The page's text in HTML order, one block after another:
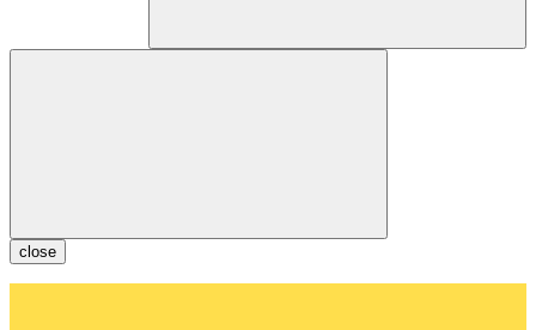
close